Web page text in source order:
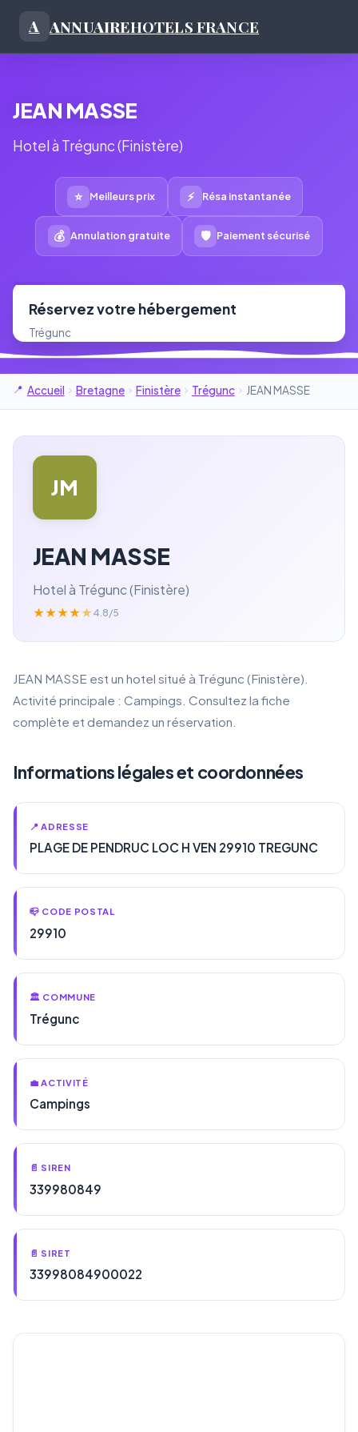
A ANNUAIREHOTELS FRANCE
JEAN MASSE
Hotel à Trégunc (Finistère)
⭐ Meilleurs prix ⚡ Résa instantanée
💰 Annulation gratuite 🛡 Paiement sécurisé
Réservez votre hébergement
Trégunc
Accueil Bretagne Finistère Trégunc JEAN MASSE
JM
JEAN MASSE
Hotel à Trégunc (Finistère)
★★★★★ 4.8/5
JEAN MASSE est un hotel situé à Trégunc (Finistère).
Activité principale : Campings. Consultez la fiche
complète et demandez un réservation.
Informations légales et coordonnées
📍 ADRESSE
PLAGE DE PENDRUC LOC H VEN 29910 TREGUNC
📪 CODE POSTAL
29910
🏛️ COMMUNE
Trégunc
💼 ACTIVITÉ
Campings
📄 SIREN
339980849
📄 SIRET
33998084900022